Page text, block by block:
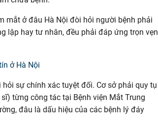
mắt ở đâu Hà Nội đòi hỏi người bệnh phải
lập hay tư nhân, đều phải đáp ứng trọn vẹn
sự chính xác tuyệt đối. Cơ sở phải quy tụ
sĩ) từng công tác tại Bệnh viện Mắt Trung
đâu là dấu hiệu của các bệnh lý đáy